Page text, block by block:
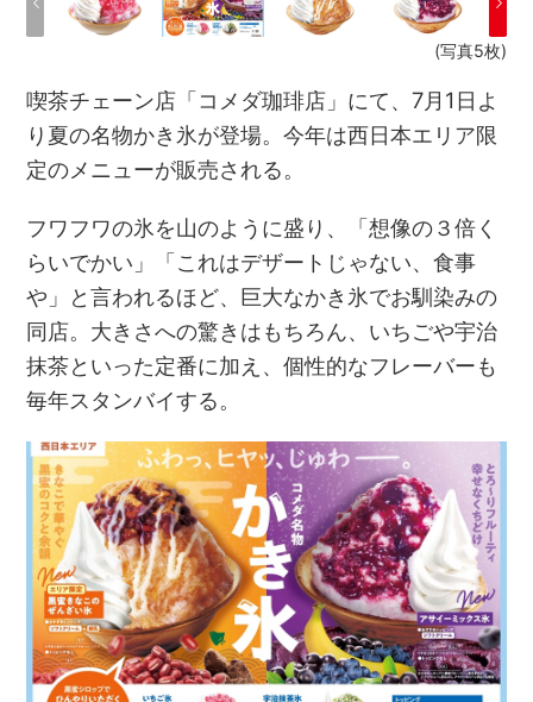
(写真5枚)
喫茶チェーン店「コメダ珈琲店」にて、7月1日よ
り夏の名物かき氷が登場。今年は西日本エリア限
定のメニューが販売される。
フワフワの氷を山のように盛り、「想像の３倍く
らいでかい」「これはデザートじゃない、食事
や」と言われるほど、巨大なかき氷でお馴染みの
同店。大きさへの驚きはもちろん、いちごや宇治
抹茶といった定番に加え、個性的なフレーバーも
毎年スタンバイする。